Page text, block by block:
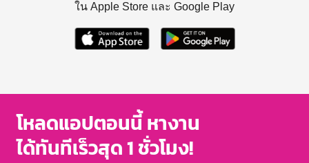
ใน Apple Store และ Google Play
โหลดแอปตอนนี้ หางาน
ได้ทันทีเร็วสุด 1 ชั่วโมง!